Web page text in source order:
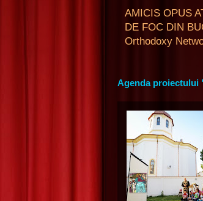
AMICIS OPUS
DE FOC DIN
Orthodoxy
Agenda proiectului